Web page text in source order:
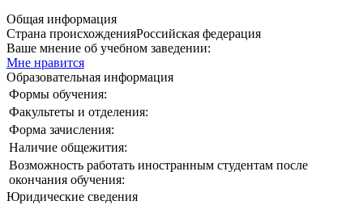
Общая информация
Страна происхожденияРоссийская федерация
Ваше мнение об учебном заведении:
Мне нравится
Образовательная информация
Формы обучения:
Факультеты и отделения:
Форма зачисления:
Наличие общежития:
Возможность работать иностранным студентам после
окончания обучения:
Юридические сведения